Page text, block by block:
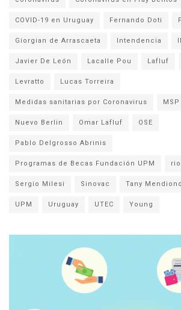
COVID-19 en Uruguay Fernando Doti
Giorgian de Arrascaeta Intendencia
Javier De León Lacalle Pou Lafluf
Levratto Lucas Torreira
Medidas sanitarias por Coronavirus MSP
Nuevo Berlin Omar Lafluf OSE
Pablo Delgrosso Abrinis
Programas de Becas Fundación UPM
Sergio Milesi Sinovac Tany
UPM Uruguay UTEC Young